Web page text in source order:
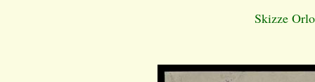
Skizze